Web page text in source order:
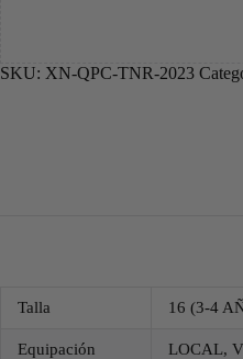
SKU: XN-QPC-TNR-2023
Talla 16 (3-4
Equipación LOCAL,